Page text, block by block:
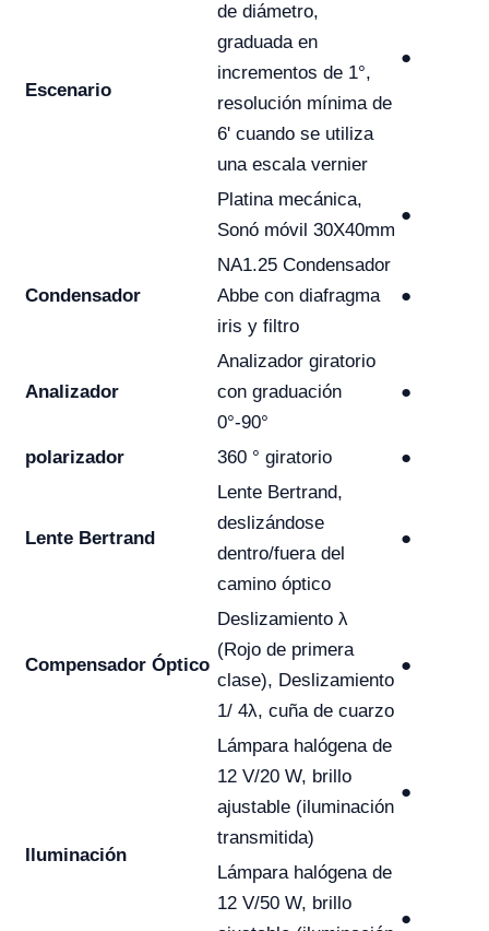
Escenario
de diámetro,
graduada en
incrementos de 1°,
resolución mínima de
6' cuando se utiliza
una escala vernier
●
Platina mecánica,
Sonó móvil 30X40mm
●
Condensador
NA1.25 Condensador
Abbe con diafragma
iris y filtro
●
Analizador
Analizador giratorio
con graduación
0°-90°
●
polarizador 360 ° giratorio ●
Lente Bertrand
Lente Bertrand,
deslizándose
dentro/fuera del
camino óptico
●
Compensador Óptico
Deslizamiento λ
(Rojo de primera
clase), Deslizamiento
1/ 4λ, cuña de cuarzo
●
Iluminación
Lámpara halógena de
12 V/20 W, brillo
ajustable (iluminación
transmitida)
●
Lámpara halógena de
12 V/50 W, brillo
●